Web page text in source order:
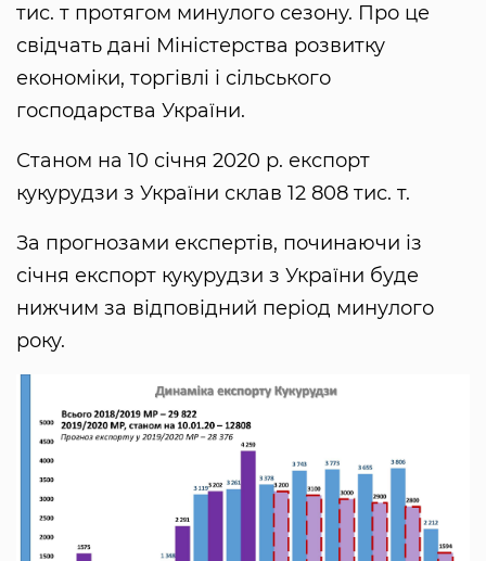
тис. т протягом минулого сезону. Про це
свідчать дані Міністерства розвитку
економіки, торгівлі і сільського
господарства України.
Станом на 10 січня 2020 р. експорт
кукурудзи з України склав 12 808 тис. т.
За прогнозами експертів, починаючи із
січня експорт кукурудзи з України буде
нижчим за відповідний період минулого
року.